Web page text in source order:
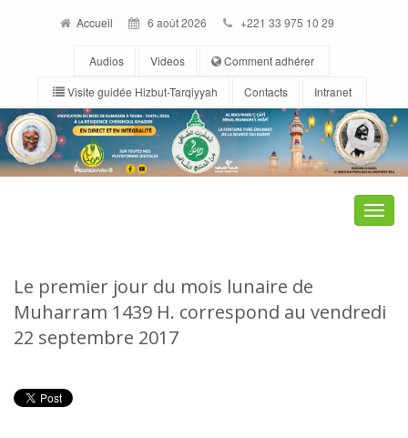
Accueil 6 août 2026 +221 33 975 10 29
Audios Videos
Comment adhérer
Visite guidée Hizbut-Tarqiyyah
Contacts Intranet
Toggle
Le premier jour du mois lunaire de
Muharram 1439 H. correspond au vendredi
22 septembre 2017